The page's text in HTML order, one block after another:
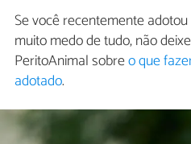
Se você recentemente
muito medo de tudo, não
PeritoAnimal sobreo que
adotado.